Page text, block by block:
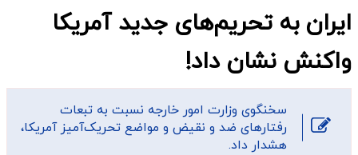
ایران به تحریم‌های جدید آمریکا
واکنش نشان داد!
سخنگوی وزارت امور خارجه نسبت به تبعات
رفتارهای ضد و نقیض و مواضع تحریک‌آمیز آمریکا،
هشدار داد.